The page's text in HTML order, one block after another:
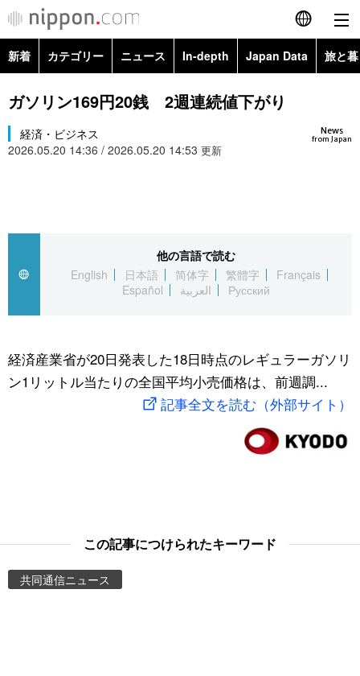
English
简体字
カテゴリー
文化
動画/Live
Images
新着 カテゴリー ニュース In-depth Japan Data 旅と
政治・外交
経済・ビジネス
スポーツ・東京2020
Images
ガソリン169円20銭 2週連続値下がり
News
from Japan
経済・ビジネス
2026.05.20 14:36 / 2026.05.20 14:53 更新
他の言語で読む
English
日本語 简体字 繁體字
Français
Español
العربية Русский
経済産業省が20日発表した18日時点のレギュラーガソリ
ン1リットル当たりの全国平均小売価格は、前週調...
記事全文を読む（外部サイト）
この記事につけられたキーワード
共同通信ニュース